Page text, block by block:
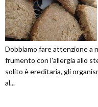
Dobbiamo fare attenzione a
frumento con l'allergia allo
solito è ereditaria, gli
al...